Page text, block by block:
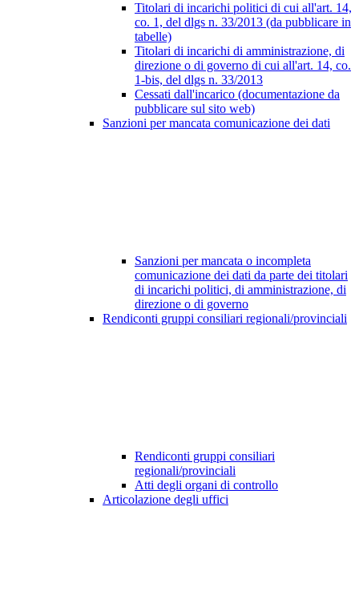
Titolari di incarichi politici di cui all'art. 14,
co. 1, del dlgs n. 33/2013 (da pubblicare in
tabelle)
Titolari di incarichi di amministrazione, di
direzione o di governo di cui all'art. 14, co.
1-bis, del dlgs n. 33/2013
Cessati dall'incarico (documentazione da
pubblicare sul sito web)
Sanzioni per mancata comunicazione dei dati
Sanzioni per mancata o incompleta
comunicazione dei dati da parte dei titolari
di incarichi politici, di amministrazione, di
direzione o di governo
Rendiconti gruppi consiliari regionali/provinciali
Rendiconti gruppi consiliari
regionali/provinciali
Atti degli organi di controllo
Articolazione degli uffici